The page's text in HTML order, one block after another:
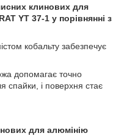
клинових для
YT 37-1 у порівнянні з
кобальту забезпечує
допомагає точно
спайки, і поверхня стає
для алюмінію